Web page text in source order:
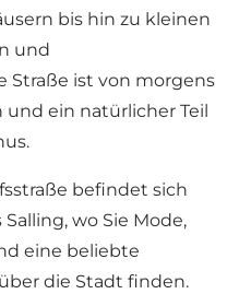
bis hin zu kleinen
und
Straße ist von morgens
und ein natürlicher Teil
befindet sich
wo Sie Mode,
eine beliebte
die Stadt finden.